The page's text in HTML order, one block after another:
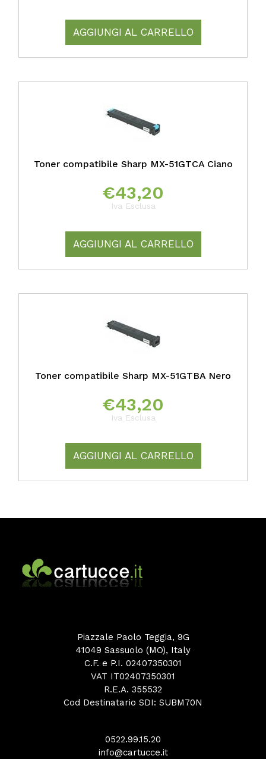
AGGIUNGI AL CARRELLO
Toner compatibile Sharp MX-51GTCA Ciano
€43,20
Iva Esclusa
AGGIUNGI AL CARRELLO
Toner compatibile Sharp MX-51GTBA Nero
€43,20
Iva Esclusa
AGGIUNGI AL CARRELLO
Piazzale Paolo Teggia, 9G
41049 Sassuolo (MO), Italy
C.F. e P.I. 02407350301
VAT IT02407350301
R.E.A. 355532
Cod Destinatario SDI: SUBM70N
0522.99.15.20
info@cartucce.it